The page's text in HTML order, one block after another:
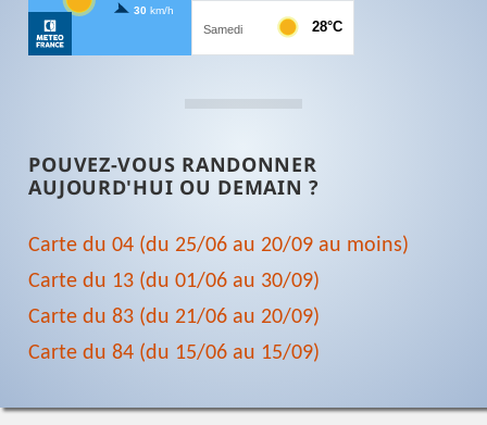
POUVEZ-VOUS RANDONNER
AUJOURD'HUI OU DEMAIN ?
Carte du 04 (du 25/06 au 20/09 au moins)
Carte du 13 (du 01/06 au 30/09)
Carte du 83 (du 21/06 au 20/09)
Carte du 84 (du 15/06 au 15/09)